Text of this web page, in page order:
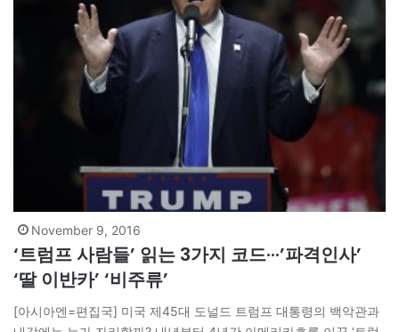
November 9, 2016
‘트럼프 사람들’ 읽는 3가지 코드···’파격인사’
‘딸 이반카’ ‘비주류’
[아시아엔=편집국] 미국 제45대 도널드 트럼프 대통령의 백악관과